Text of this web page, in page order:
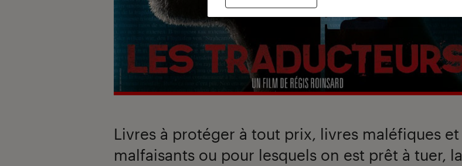
Livres à protéger à tout prix, livres maléfiques et
malfaisants ou pour lesquels on est prêt à tuer, la